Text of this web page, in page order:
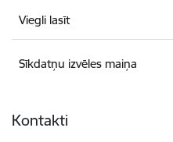
Viegli lasīt
Sīkdatņu izvēles maiņa
Kontakti